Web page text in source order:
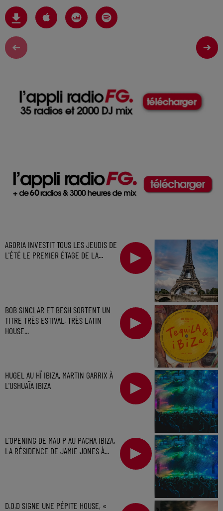
AGORIA INVESTIT TOUS LES JEUDIS DE
L'ÉTÉ LE PREMIER ÉTAGE DE LA...
BOB SINCLAR ET BESH SORTENT UN
TITRE TRÈS ESTIVAL, TRÈS LATIN
HOUSE...
HUGEL AU HÏ IBIZA, MARTIN GARRIX À
L'USHUAÏA IBIZA
L'OPENING DE MAU P AU PACHA IBIZA,
LA RÉSIDENCE DE JAMIE JONES À...
D.O.D SIGNE UNE PÉPITE HOUSE, «